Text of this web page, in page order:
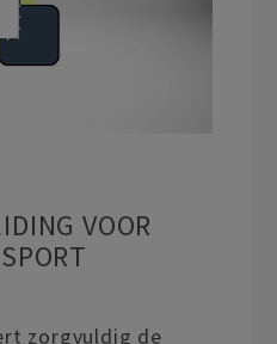
VOOR
zorgvuldig de